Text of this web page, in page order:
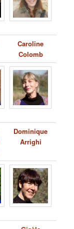
Caroline
Colomb
Dominique
Arrighi